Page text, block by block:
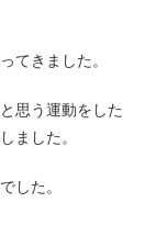
てきました。
思う運動をした
ました。
した。